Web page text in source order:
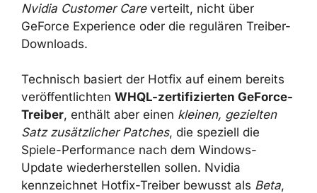
581.94 bereit. Dieser Treiber ist für Windows
10 x64undWindows 11 x64 verfügbar und
wird über den Bereich
die regulären Treiber-Downloads.
Technisch basiert der Hotfix auf einem bereits
veröffentlichtenWHQL-zertifizierten
GeForce-Treiber, enthält aber einenkleinen,
gezielten Satz zusätzlicher Patches, die
speziell die Spiele-Performance nach dem